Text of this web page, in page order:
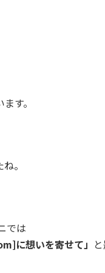
す。
。
では
に想いを寄せて」